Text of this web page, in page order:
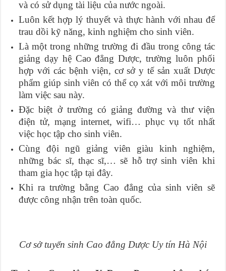
và có sử dụng tài liệu của nước ngoài.
Luôn kết hợp lý thuyết và thực hành với nhau để
trau dồi kỹ năng, kinh nghiệm cho sinh viên.
Là một trong những trường đi đầu trong công tác
giảng dạy hệ Cao đẳng Dược, trường luôn phối
hợp với các bệnh viện, cơ sở y tế sản xuất Dược
phẩm giúp sinh viên có thể cọ xát với môi trường
làm việc sau này.
Đặc biệt ở trường có giảng đường và thư viện
điện tử, mạng internet, wifi… phục vụ tốt nhất
việc học tập cho sinh viên.
Cùng đội ngũ giảng viên giàu kinh nghiệm,
những bác sĩ, thạc sĩ,… sẽ hỗ trợ sinh viên khi
tham gia học tập tại đây.
Khi ra trường bằng Cao đẳng của sinh viên sẽ
được công nhận trên toàn quốc.
Cơ sở tuyển sinh Cao đẳng Dược Uy tín Hà Nội